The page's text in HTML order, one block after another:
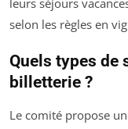
selon les règles en
Quels types de
billetterie ?
Le comité propose